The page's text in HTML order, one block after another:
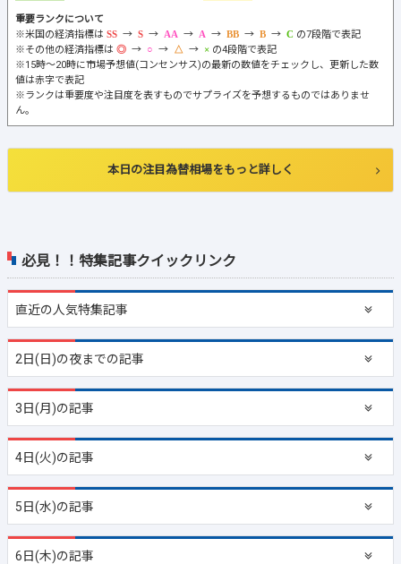
必見！！特集記事クイックリンク
直近の人気特集記事
2日(日)の夜までの記事
3日(月)の記事
4日(火)の記事
5日(水)の記事
6日(木)の記事
重要ランクについて
※米国の経済指標は
→ → → → → →
の7段階で表記
※その他の経済指標は
→ → →
の4段階で表記
※15時～20時に市場予想値(コンセンサス)の最新の数値をチェックし、更新した数
値は赤字で表記
※ランクは重要度や注目度を表すものでサプライズを予想するものではありませ
ん。
本日の注目為替相場をもっと詳しく